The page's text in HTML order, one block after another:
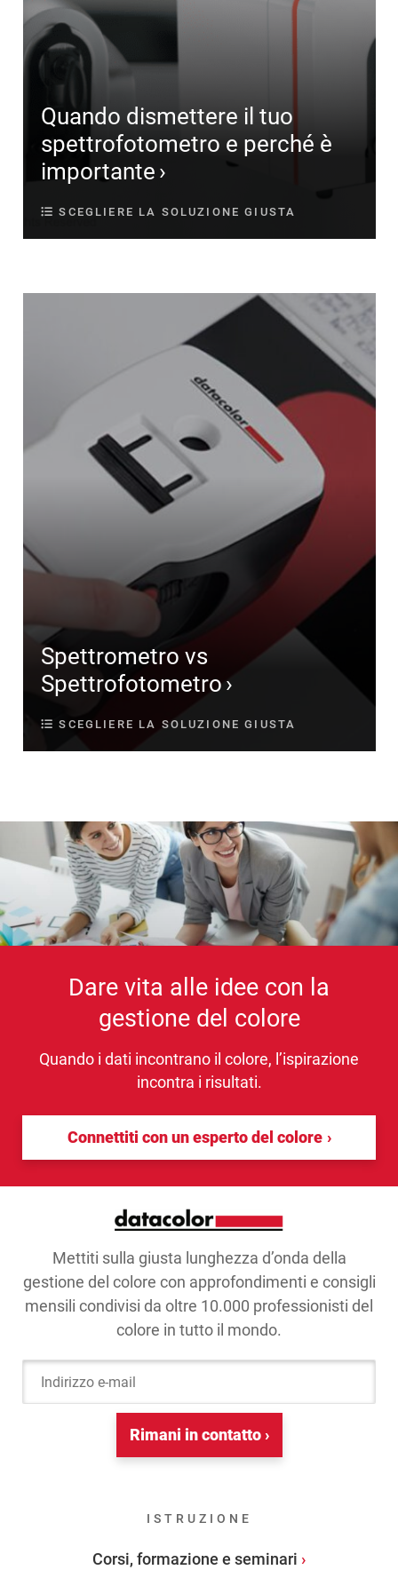
Quando dismettere il tuo
spettrofotometro e perché è
importante
SCEGLIERE LA SOLUZIONE GIUSTA
Spettrometro vs
Spettrofotometro
SCEGLIERE LA SOLUZIONE GIUSTA
Dare vita alle idee con la
gestione del colore
Quando i dati incontrano il colore, l’ispirazione
incontra i risultati.
Connettiti con un esperto del colore
Mettiti sulla giusta lunghezza d’onda della
gestione del colore con approfondimenti e consigli
mensili condivisi da oltre 10.000 professionisti del
colore in tutto il mondo.
Indirizzo e-mail
Rimani in contatto ›
ISTRUZIONE
Corsi, formazione e seminari